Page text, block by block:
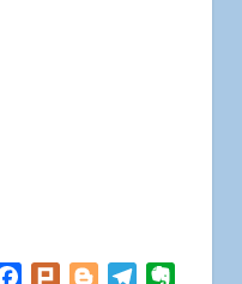
Facebook
Plurk BloggerTelegram